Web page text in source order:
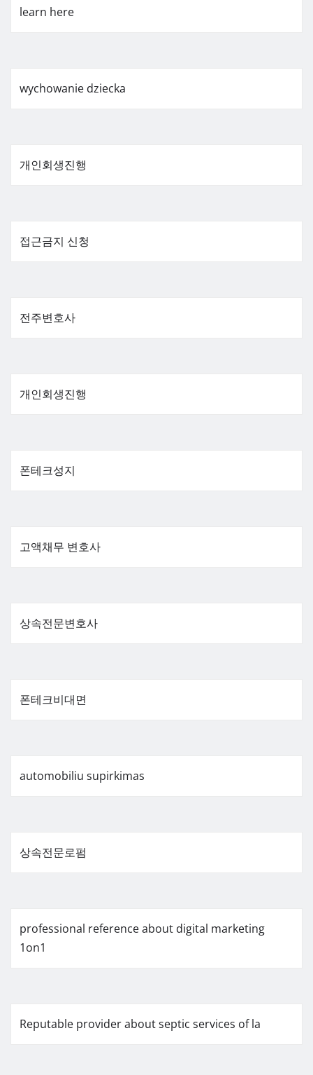
learn here
wychowanie dziecka
개인회생진행
접근금지 신청
전주변호사
개인회생진행
폰테크성지
고액채무 변호사
상속전문변호사
폰테크비대면
automobiliu supirkimas
상속전문로펌
professional reference about digital marketing
1on1
Reputable provider about septic services of la